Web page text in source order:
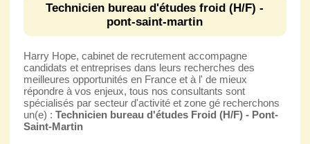
Technicien bureau d'études froid (H/F) -
pont-saint-martin
Harry Hope, cabinet de recrutement accompagne
candidats et entreprises dans leurs recherches des
meilleures opportunités en France et à l' de mieux
répondre à vos enjeux, tous nos consultants sont
spécialisés par secteur d'activité et zone gé recherchons
un(e) : Technicien bureau d'études Froid (H/F) - Pont-
Saint-Martin